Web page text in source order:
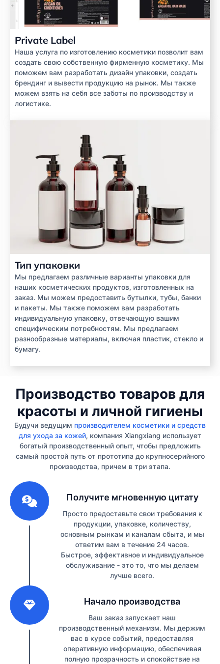
Private Label
Наша услуга по изготовлению косметики позволит вам
создать свою собственную фирменную косметику. Мы
поможем вам разработать дизайн упаковки, создать
брендинг и вывести продукцию на рынок. Мы также
можем взять на себя все заботы по производству и
логистике.
Тип упаковки
Мы предлагаем различные варианты упаковки для
наших косметических продуктов, изготовленных на
заказ. Мы можем предоставить бутылки, тубы, банки
и пакеты. Мы также поможем вам разработать
индивидуальную упаковку, отвечающую вашим
специфическим потребностям. Мы предлагаем
разнообразные материалы, включая пластик, стекло и
бумагу.
Производство товаров для
красоты и личной гигиены
Будучи ведущим производителем косметики и средств
для ухода за кожей, компания Xiangxiang использует
богатый производственный опыт, чтобы предложить
самый простой путь от прототипа до крупносерийного
производства, причем в три этапа.
Получите мгновенную цитату
Просто предоставьте свои требования к
продукции, упаковке, количеству,
основным рынкам и каналам сбыта, и мы
ответим вам в течение 24 часов.
Быстрое, эффективное и индивидуальное
обслуживание - это то, что мы делаем
лучше всего.
Начало производства
Ваш заказ запускает наш
производственный механизм. Мы держим
вас в курсе событий, предоставляя
оперативную информацию, обеспечивая
полную прозрачность и спокойствие на